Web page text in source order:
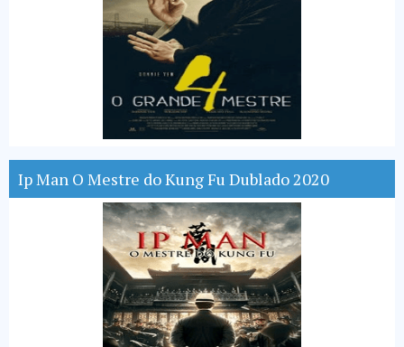
Ip Man O Mestre do Kung Fu Dublado 2020